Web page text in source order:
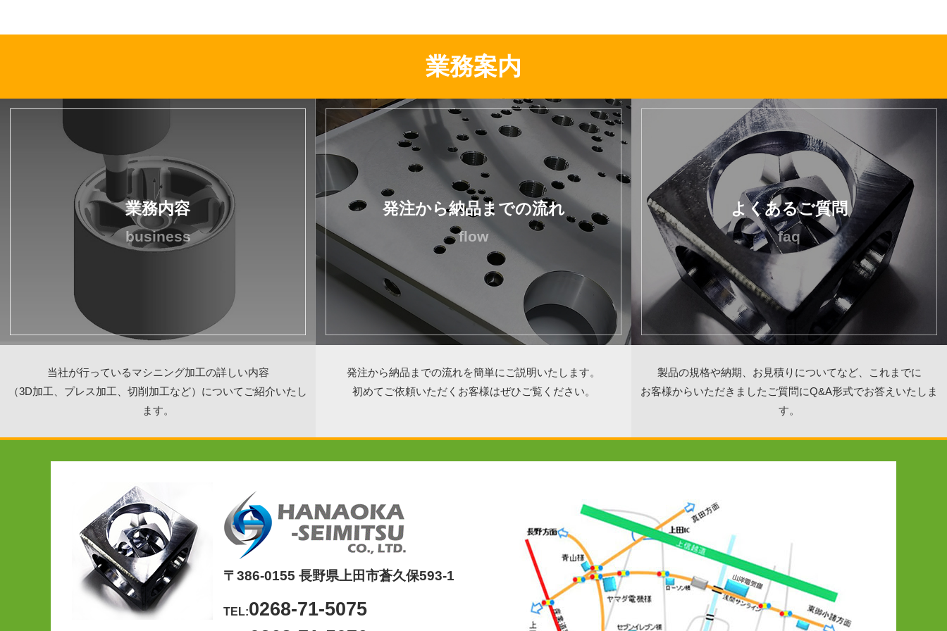
業務案内
業務内容
business
当社が行っているマシニング加工の詳しい内容
（3D加工、プレス加工、切削加工など）についてご紹介いたし
ます。
発注から納品までの流れ
flow
発注から納品までの流れを簡単にご説明いたします。
初めてご依頼いただくお客様はぜひご覧ください。
よくあるご質問
faq
製品の規格や納期、お見積りについてなど、これまでに
お客様からいただきましたご質問にQ&A形式でお答えいたしま
す。
〒386-0155 長野県上田市蒼久保593-1
TEL:0268-71-5075